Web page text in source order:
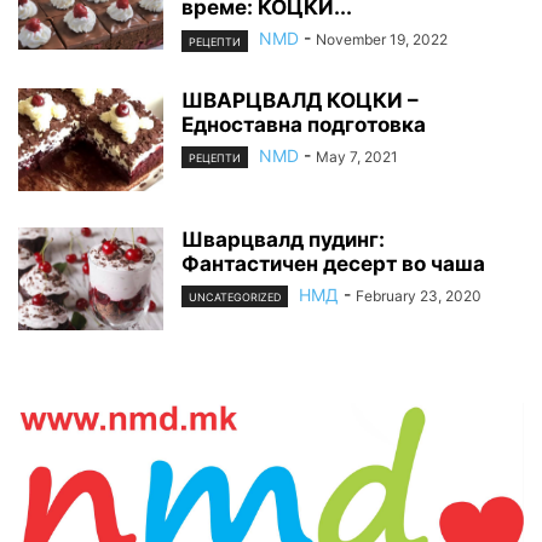
време: КОЦКИ...
РЕЦЕПТИ NMD - November 19, 2022
ШВАРЦВАЛД КОЦКИ –
Едноставна подготовка
РЕЦЕПТИ NMD - May 7, 2021
Шварцвалд пудинг:
Фантастичен десерт во чаша
UNCATEGORIZED НМД - February 23, 2020